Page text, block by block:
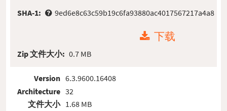
SHA-1: 9ed6e8c63c59b19c6fa93880ac4017567217a4a8
下载
Zip 文件大小: 0.7 MB
Version
Architecture
文件大小
6.3.9600.16408
32
1.68 MB